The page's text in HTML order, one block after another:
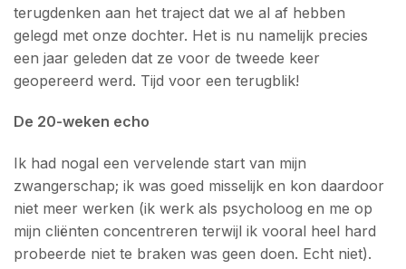
terugdenken aan het traject dat we al af hebben
gelegd met onze dochter. Het is nu namelijk precies
een jaar geleden dat ze voor de tweede keer
geopereerd werd. Tijd voor een terugblik!
De 20-weken echo
Ik had nogal een vervelende start van mijn
zwangerschap; ik was goed misselijk en kon daardoor
niet meer werken (ik werk als psycholoog en me op
mijn cliënten concentreren terwijl ik vooral heel hard
probeerde niet te braken was geen doen. Echt niet).